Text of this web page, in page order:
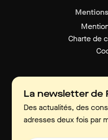
Charte de
La newsletter de
Des actualités, des
adresses deux fois par